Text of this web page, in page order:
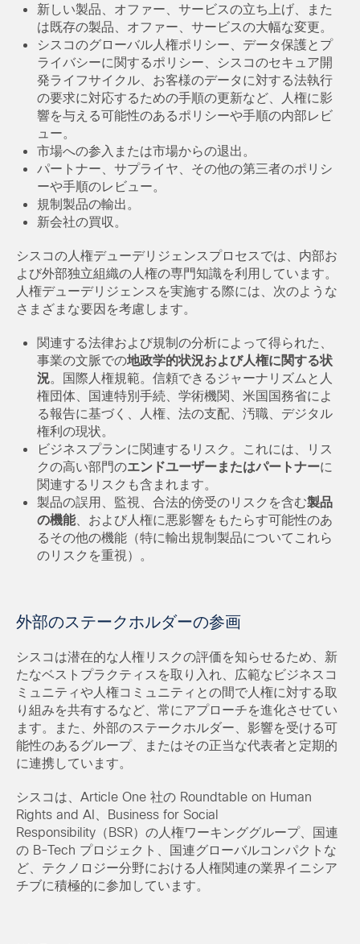
新しい製品、オファー、サービスの立ち上げ、また
は既存の製品、オファー、サービスの大幅な変更。
シスコのグローバル人権ポリシー、データ保護とプ
ライバシーに関するポリシー、シスコのセキュア開
発ライフサイクル、お客様のデータに対する法執行
の要求に対応するための手順の更新など、人権に影
響を与える可能性のあるポリシーや手順の内部レビ
ュー。
市場への参入または市場からの退出。
パートナー、サプライヤ、その他の第三者のポリシ
ーや手順のレビュー。
規制製品の輸出。
新会社の買収。
シスコの人権デューデリジェンスプロセスでは、内部お
よび外部独立組織の人権の専門知識を利用しています。
人権デューデリジェンスを実施する際には、次のような
さまざまな要因を考慮します。
関連する法律および規制の分析によって得られた、
事業の文脈での地政学的状況および人権に関する状
況。国際人権規範。信頼できるジャーナリズムと人
権団体、国連特別手続、学術機関、米国国務省によ
る報告に基づく、人権、法の支配、汚職、デジタル
権利の現状。
ビジネスプランに関連するリスク。これには、リス
クの高い部門のエンドユーザーまたはパートナーに
関連するリスクも含まれます。
製品の誤用、監視、合法的傍受のリスクを含む製品
の機能、および人権に悪影響をもたらす可能性のあ
るその他の機能（特に輸出規制製品についてこれら
のリスクを重視）。
外部のステークホルダーの参画
シスコは潜在的な人権リスクの評価を知らせるため、新
たなベストプラクティスを取り入れ、広範なビジネスコ
ミュニティや人権コミュニティとの間で人権に対する取
り組みを共有するなど、常にアプローチを進化させてい
ます。また、外部のステークホルダー、影響を受ける可
能性のあるグループ、またはその正当な代表者と定期的
に連携しています。
シスコは、Article One 社の Roundtable on Human
Rights and AI、Business for Social
Responsibility（BSR）の人権ワーキンググループ、国連
の B-Tech プロジェクト、国連グローバルコンパクトな
ど、テクノロジー分野における人権関連の業界イニシア
チブに積極的に参加しています。